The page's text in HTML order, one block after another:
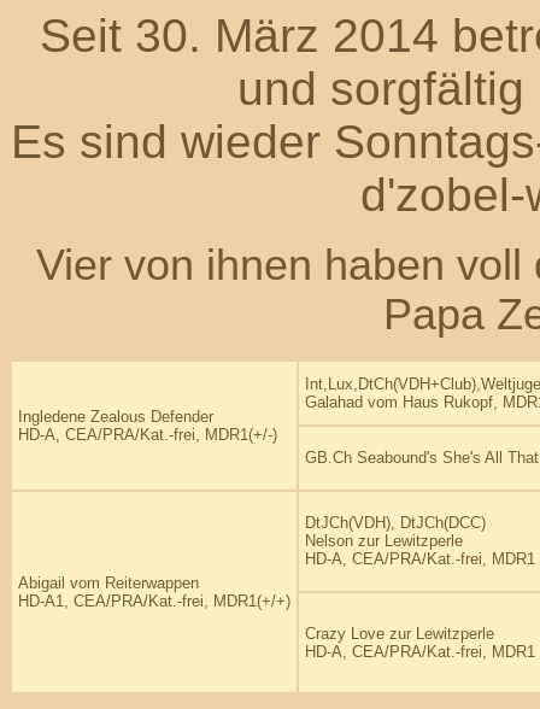
Seit 30. März 2014
und
Es sind wieder
Viervon ihnen haben voll
Papa
Ingledene Zealous Defender
HD-A, CEA/PRA/Kat.-frei, MDR1(+/-)
Galahad vom Haus Rukopf,
GB.Ch Seabound's She's All
Abigail vom Reiterwappen
HD-A1, CEA/PRA/Kat.-frei, MDR1(+/+)
DtJCh(VDH), DtJCh(DCC)
Nelson zur Lewitzperle
HD-A, CEA/PRA/Kat.-frei, MDR1
Crazy Love zur Lewitzperle
HD-A, CEA/PRA/Kat.-frei, MDR1